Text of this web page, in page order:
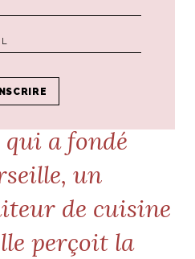
Zuri Camille
a fondé
un
de cuisine
perçoit la